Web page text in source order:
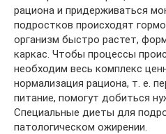
рациона и придерживаться
подростков происходят
организм быстро растет,
каркас. Чтобы процессы
необходим весь комплекс
нормализация рациона, т. е.
питание, помогут добиться
Специальные диеты для
патологическом ожирении.